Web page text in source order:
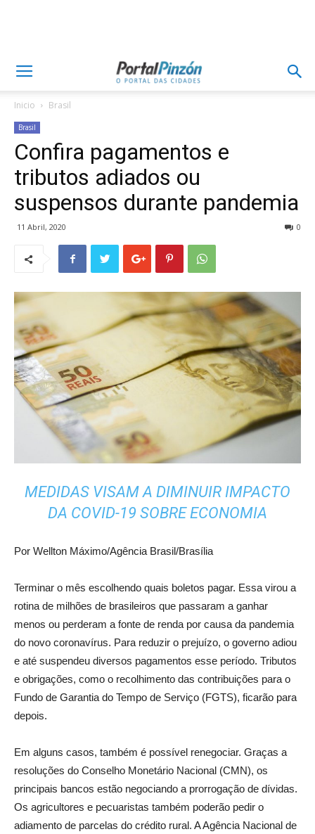
Inicio Brasil
Brasil
Confira pagamentos e
tributos adiados ou
suspensos durante pandemia
11 Abril, 2020 0
MEDIDAS VISAM A DIMINUIR IMPACTO
DA COVID-19 SOBRE ECONOMIA
Por Wellton Máximo/Agência Brasil/Brasília
Terminar o mês escolhendo quais boletos pagar. Essa virou a
rotina de milhões de brasileiros que passaram a ganhar
menos ou perderam a fonte de renda por causa da pandemia
do novo coronavírus. Para reduzir o prejuízo, o governo adiou
e até suspendeu diversos pagamentos esse período. Tributos
e obrigações, como o recolhimento das contribuições para o
Fundo de Garantia do Tempo de Serviço (FGTS), ficarão para
depois.
Em alguns casos, também é possível renegociar. Graças a
resoluções do Conselho Monetário Nacional (CMN), os
principais bancos estão negociando a prorrogação de dívidas.
Os agricultores e pecuaristas também poderão pedir o
adiamento de parcelas do crédito rural. A Agência Nacional de